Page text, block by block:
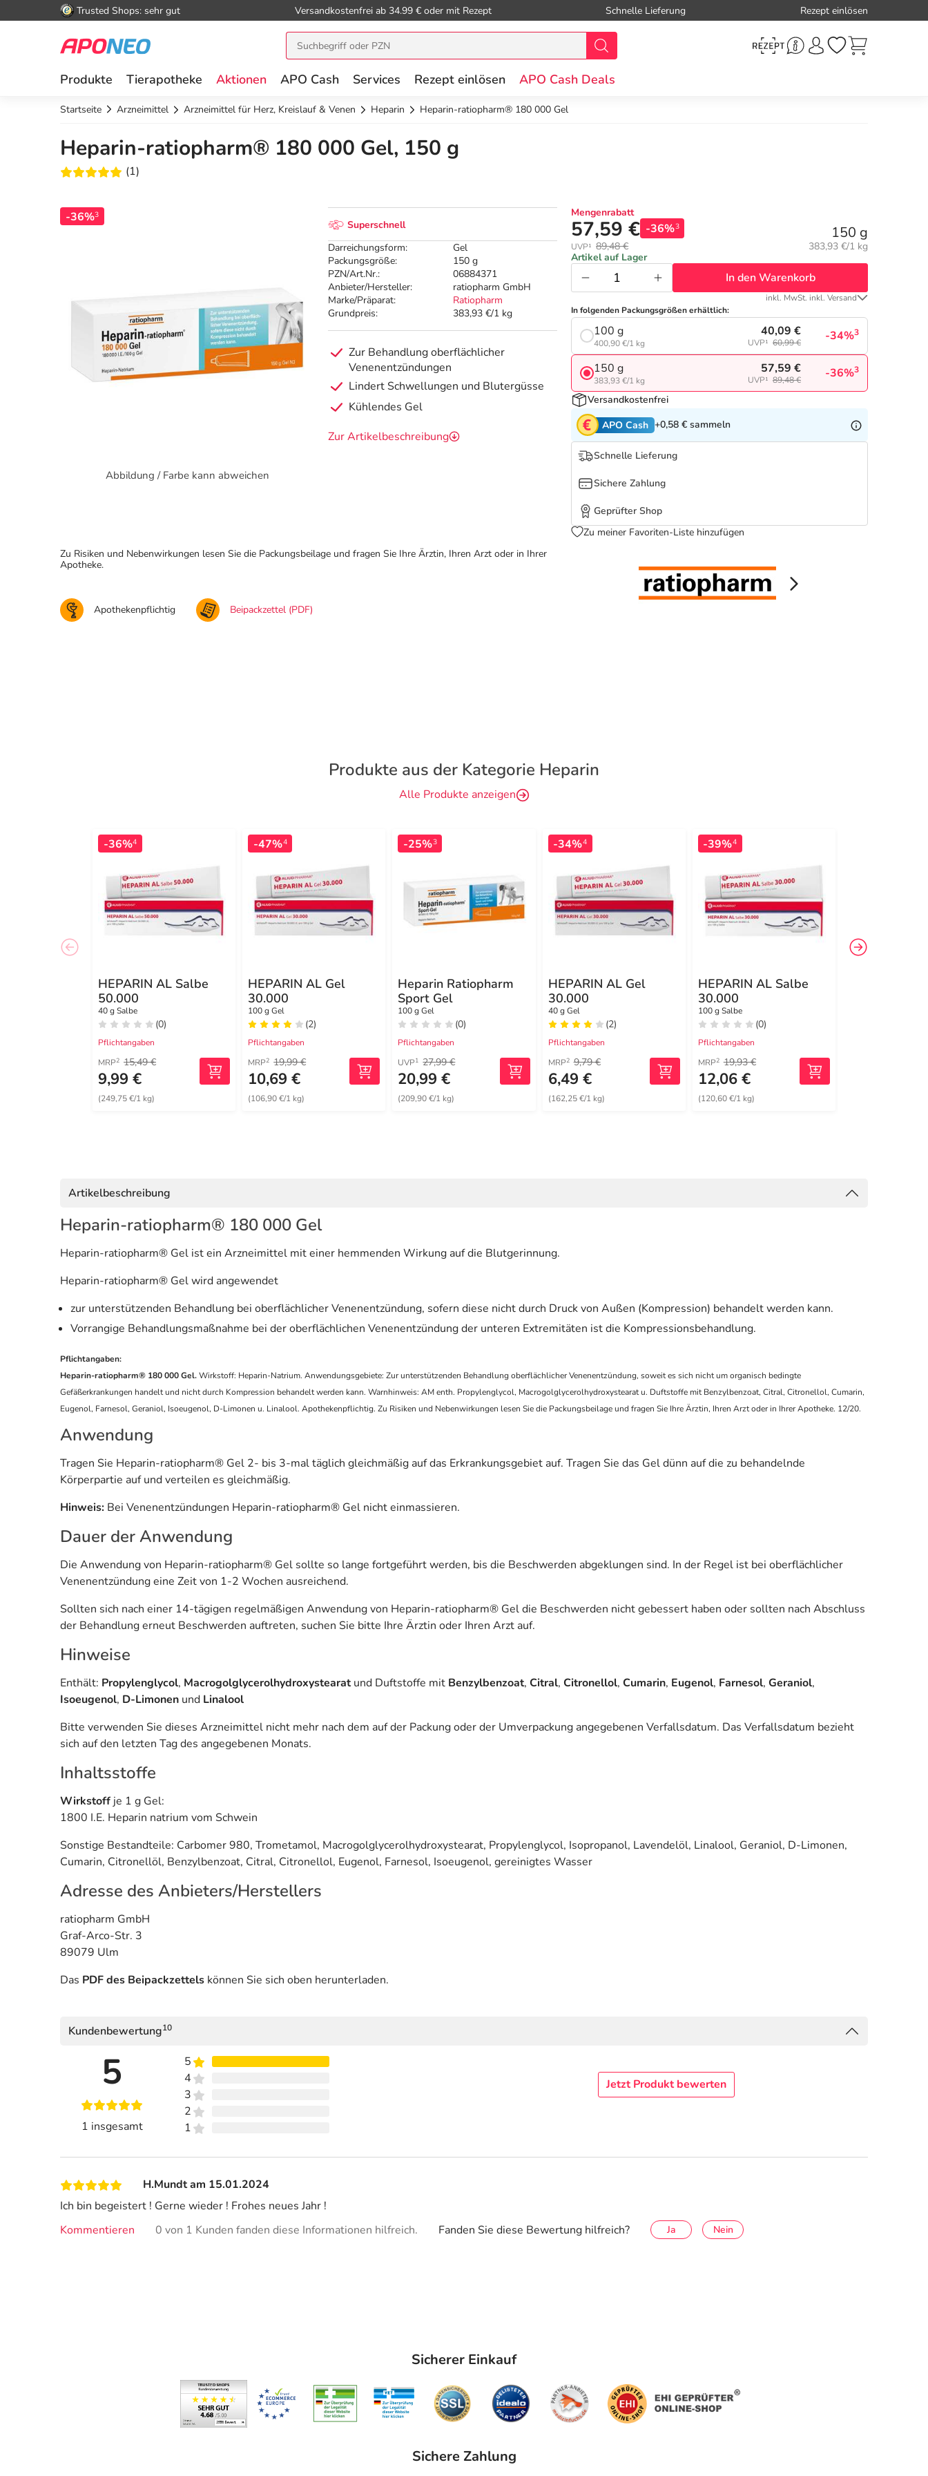
Trusted Shops: sehr gut Versandkostenfrei ab 34.99 € oder mit Rezept Schnelle Lieferung Rezept einlösen
Produkte Tierapotheke Aktionen APO Cash Services Rezept einlösen APO Cash Deals
Startseite Arzneimittel Arzneimittel für Herz, Kreislauf & Venen Heparin Heparin-ratiopharm® 180 000 Gel
Heparin-ratiopharm® 180 000 Gel, 150 g
(1)
-36%3
Abbildung / Farbe kann abweichen
Superschnell
Darreichungsform:
Gel
Packungsgröße:
150 g
PZN/Art.Nr.:
06884371
Anbieter/Hersteller:
ratiopharm GmbH
Marke/Präparat:
Ratiopharm
Grundpreis:
383,93 €/1 kg
Zur Behandlung oberflächlicher
Venenentzündungen
Lindert Schwellungen und Blutergüsse
Kühlendes Gel
Zur Artikelbeschreibung
Mengenrabatt
57,59 € -36%3
UVP¹ 89,48 €
150 g
Grundpreis:
383,93 €/1 kg
Artikel auf Lager
In den Warenkorb
inkl. MwSt. inkl. Versand
In folgenden Packungsgrößen erhältlich:
100 g
400,90 €/1 kg
40,09 €
UVP¹ 60,99 € -34%3
150 g
383,93 €/1 kg
57,59 €
UVP¹ 89,48 € -36%3
Versandkostenfrei
APO Cash +0,58 € sammeln
Schnelle Lieferung
Sichere Zahlung
Geprüfter Shop
Zu meiner Favoriten-Liste hinzufügen
Zu Risiken und Nebenwirkungen lesen Sie die Packungsbeilage und fragen Sie Ihre Ärztin, Ihren Arzt oder in Ihrer
Apotheke.
Apothekenpflichtig Beipackzettel (PDF)
Produkte aus der Kategorie Heparin
Alle Produkte anzeigen
-36%4
HEPARIN AL Salbe
50.000
40 g Salbe
(0)
Pflichtangaben
MRP2 15,49 €
9,99 €
(249,75 €/1 kg)
-47%4
HEPARIN AL Gel
30.000
100 g Gel
(2)
Pflichtangaben
MRP2 19,99 €
10,69 €
(106,90 €/1 kg)
-25%3
Heparin Ratiopharm
Sport Gel
100 g Gel
(0)
Pflichtangaben
UVP1 27,99 €
20,99 €
(209,90 €/1 kg)
-34%4
HEPARIN AL Gel
30.000
40 g Gel
(2)
Pflichtangaben
MRP2 9,79 €
6,49 €
(162,25 €/1 kg)
-39%4
HEPARIN AL Salbe
30.000
100 g Salbe
(0)
Pflichtangaben
MRP2 19,93 €
12,06 €
(120,60 €/1 kg)
Artikelbeschreibung
Heparin-ratiopharm® 180 000 Gel
Heparin-ratiopharm® Gel ist ein Arzneimittel mit einer hemmenden Wirkung auf die Blutgerinnung.
Heparin-ratiopharm® Gel wird angewendet
zur unterstützenden Behandlung bei oberflächlicher Venenentzündung, sofern diese nicht durch Druck von Außen (Kompression) behandelt werden kann.
Vorrangige Behandlungsmaßnahme bei der oberflächlichen Venenentzündung der unteren Extremitäten ist die Kompressionsbehandlung.
Pflichtangaben:
Heparin-ratiopharm® 180 000 Gel.Wirkstoff: Heparin-Natrium. Anwendungsgebiete: Zur unterstützenden Behandlung oberflächlicher Venenentzündung, soweit es sich nicht um organisch bedingte
Gefäßerkrankungen handelt und nicht durch Kompression behandelt werden kann. Warnhinweis: AM enth. Propylenglycol, Macrogolglycerolhydroxystearat u. Duftstoffe mit Benzylbenzoat, Citral, Citronellol, Cumarin,
Eugenol, Farnesol, Geraniol, Isoeugenol, D-Limonen u. Linalool. Apothekenpflichtig. Zu Risiken und Nebenwirkungen lesen Sie die Packungsbeilage und fragen Sie Ihre Ärztin, Ihren Arzt oder in Ihrer Apotheke. 12/20.
Anwendung
Tragen Sie Heparin-ratiopharm® Gel 2- bis 3-mal täglich gleichmäßig auf das Erkrankungsgebiet auf. Tragen Sie das Gel dünn auf die zu behandelnde
Körperpartie auf und verteilen es gleichmäßig.
Hinweis: Bei Venenentzündungen Heparin-ratiopharm® Gel nicht einmassieren.
Dauer der Anwendung
Die Anwendung von Heparin-ratiopharm® Gel sollte so lange fortgeführt werden, bis die Beschwerden abgeklungen sind. In der Regel ist bei oberflächlicher
Venenentzündung eine Zeit von 1-2 Wochen ausreichend.
Sollten sich nach einer 14-tägigen regelmäßigen Anwendung von Heparin-ratiopharm® Gel die Beschwerden nicht gebessert haben oder sollten nach Abschluss
der Behandlung erneut Beschwerden auftreten, suchen Sie bitte Ihre Ärztin oder Ihren Arzt auf.
Hinweise
Enthält: Propylenglycol, Macrogolglycerolhydroxystearatund Duftstoffe mit Benzylbenzoat, Citral, Citronellol, Cumarin, Eugenol, Farnesol, Geraniol,
Isoeugenol, D-Limonen und Linalool
Bitte verwenden Sie dieses Arzneimittel nicht mehr nach dem auf der Packung oder der Umverpackung angegebenen Verfallsdatum. Das Verfallsdatum bezieht
sich auf den letzten Tag des angegebenen Monats.
Inhaltsstoffe
Wirkstoff je 1 g Gel:
1800 I.E. Heparin natrium vom Schwein
Sonstige Bestandteile: Carbomer 980, Trometamol, Macrogolglycerolhydroxystearat, Propylenglycol, Isopropanol, Lavendelöl, Linalool, Geraniol, D-Limonen,
Cumarin, Citronellöl, Benzylbenzoat, Citral, Citronellol, Eugenol, Farnesol, Isoeugenol, gereinigtes Wasser
Adresse des Anbieters/Herstellers
ratiopharm GmbH
Graf-Arco-Str. 3
89079 Ulm
Das PDF des Beipackzettels können Sie sich oben herunterladen.
Kundenbewertung10
5
1 insgesamt
5
4
3
2
1
Jetzt Produkt bewerten
H.Mundt am 15.01.2024
Ich bin begeistert ! Gerne wieder ! Frohes neues Jahr !
Kommentieren
0 von 1 Kunden fanden diese Informationen hilfreich. Fanden Sie diese Bewertung hilfreich? Ja Nein
Sicherer Einkauf
Sichere Zahlung